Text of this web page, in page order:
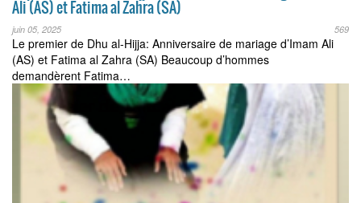
Ali (AS) et Fatima al Zahra (SA)
juin 05, 2025 569
Le premier de Dhu al-Hijja: Anniversaire de mariage d’Imam Ali
(AS) et Fatima al Zahra (SA) Beaucoup d’hommes
demandèrent Fatima…